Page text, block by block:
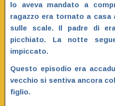
lo aveva mandato a
ragazzo era tornato a casa
sulle scale. Il padre di
picchiato. La notte
impiccato.
Questo episodio era
vecchio si sentiva ancora
figlio.